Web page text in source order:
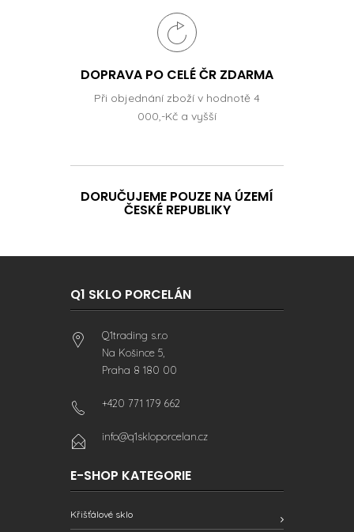
DOPRAVA PO CELÉ ČR ZDARMA
Při objednání zboží v hodnotě 4
000,-Kč a vyšší
DORUČUJEME POUZE NA ÚZEMÍ
ČESKÉ REPUBLIKY
Q1 SKLO PORCELÁN
Q1trading s.r.o
Na Košince 5,
Praha 8 180 00
+420 771 179 662
info@q1skloporcelan.cz
E-SHOP KATEGORIE
Křišťálové sklo